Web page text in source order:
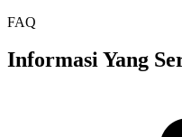
FAQ
Informasi Yang